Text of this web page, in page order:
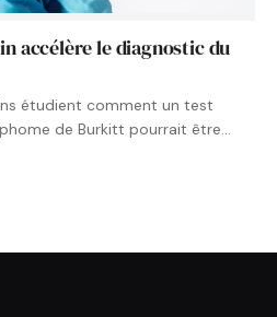
accélère le diagnostic du
étudient comment un test
de Burkitt pourrait être